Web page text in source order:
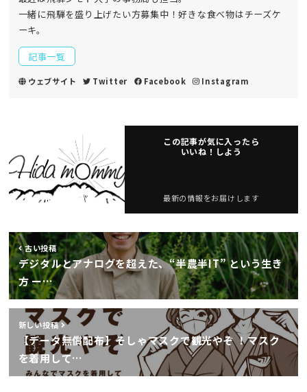
一緒に飛騨を盛り上げたい方募集中！好きな食べ物はチーズケ
ーキ。
記事一覧
ウェブサイト Twitter Facebook Instagram
この記事が気に入ったら
いいね！しよう
最新の情報をお届けします
古い投稿
デジタルとアナログを超えた、“半農半IT” という生き
方 ー…
新しい投稿
【データ無償配布】そしゃマスクで観光やぞ ！マスク
を着用して…